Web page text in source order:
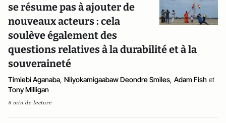
se résume pas à ajouter de
nouveaux acteurs : cela
soulève également des
questions relatives à la durabilité et à la
souveraineté
Timiebi Aganaba, Niiyokamigaabaw Deondre Smiles, Adam Fish et
Tony Milligan
6 min de lecture